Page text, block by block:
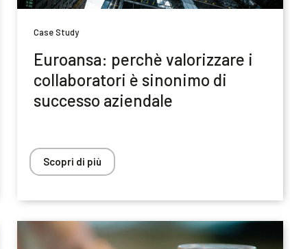
Case Study
Euroansa: perchè valorizzare i
collaboratori è sinonimo di
successo aziendale
Scopri di più